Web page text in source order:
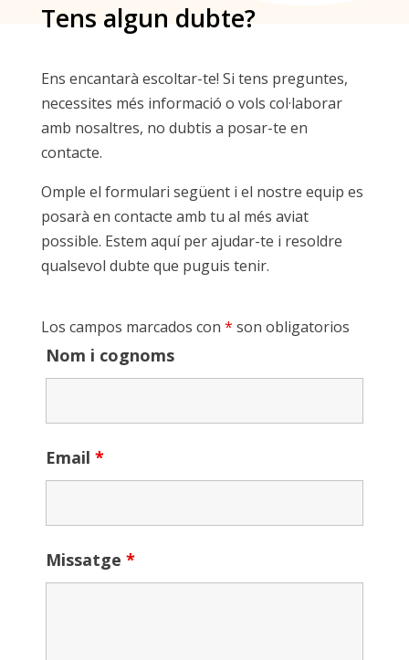
Tens algun dubte?
Ens encantarà escoltar-te! Si tens preguntes,
necessites més informació o vols col·laborar
amb nosaltres, no dubtis a posar-te en
contacte.
Omple el formulari següent i el nostre equip es
posarà en contacte amb tu al més aviat
possible. Estem aquí per ajudar-te i resoldre
qualsevol dubte que puguis tenir.
Los campos marcados con * son obligatorios
Nom i cognoms
Email *
Missatge *